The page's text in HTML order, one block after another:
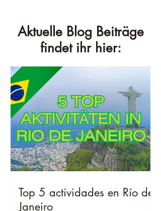
Aktuelle Blog Beiträge
findet ihr hier:
Top 5 actividades en Río de
Janeiro